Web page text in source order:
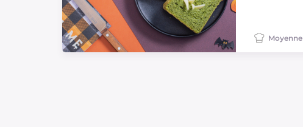
Instagram Moyenne